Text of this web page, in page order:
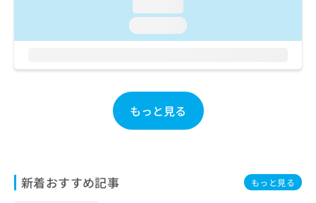
もっと見る
新着おすすめ記事 もっと見る
い
わ